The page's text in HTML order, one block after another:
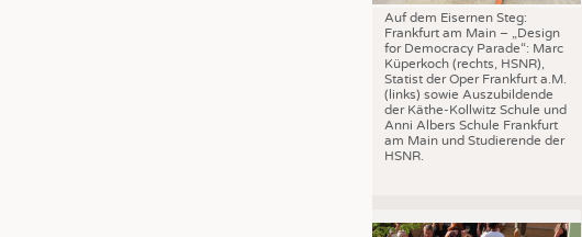
Auf dem Eisernen Steg:
Frankfurt am Main – „Design
for Democracy Parade“: Marc
Küperkoch (rechts, HSNR),
Statist der Oper Frankfurt a.M.
(links) sowie Auszubildende
der Käthe-Kollwitz Schule und
Anni Albers Schule Frankfurt
am Main und Studierende der
HSNR.